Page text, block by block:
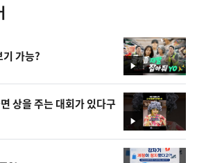
영
상
가능?
영
상
상을 주는 대회가 있다구